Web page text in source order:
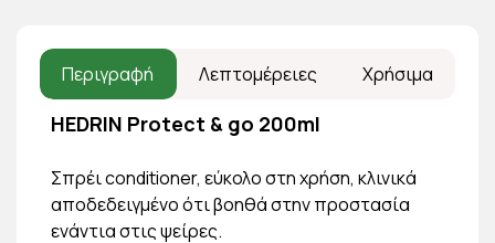
Περιγραφή Λεπτομέρειες Χρήσιμα
HEDRIN Protect & go 200ml
Σπρέι conditioner, εύκολο στη χρήση, κλινικά
αποδεδειγμένο ότι βοηθά στην προστασία
ενάντια στις ψείρες.